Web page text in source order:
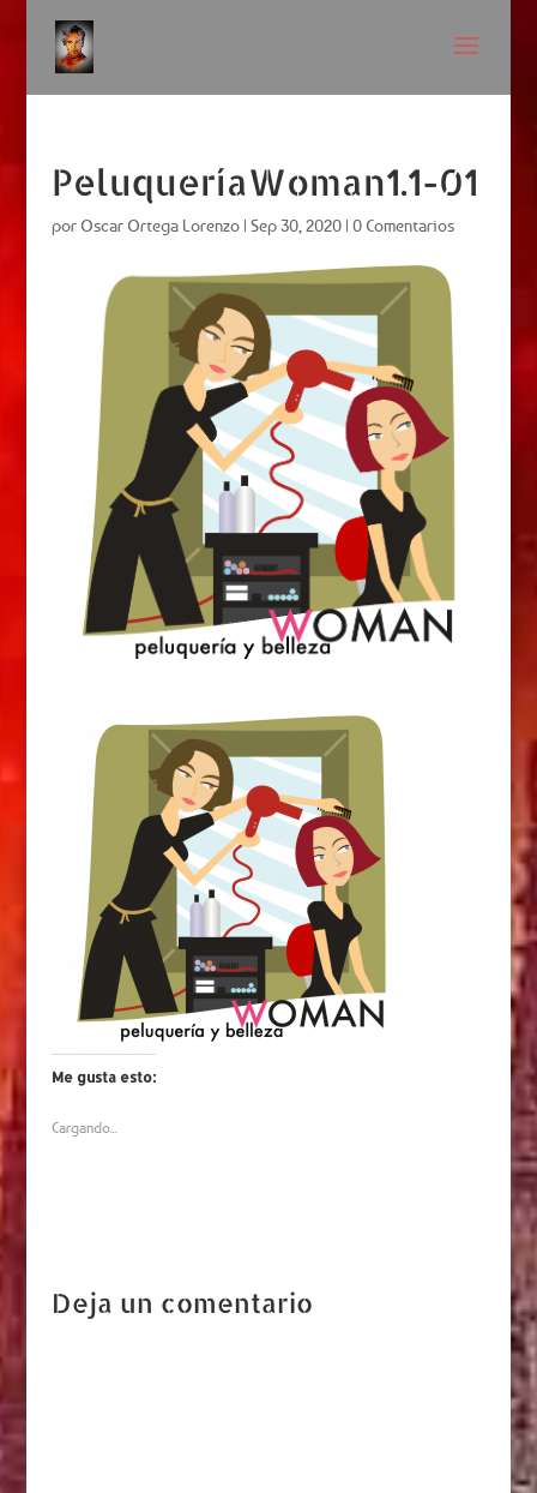
PeluqueríaWoman1.1-01
por Oscar Ortega Lorenzo| Sep 30, 2020| 0 Comentarios
Me gusta esto:
Cargando...
Deja un comentario